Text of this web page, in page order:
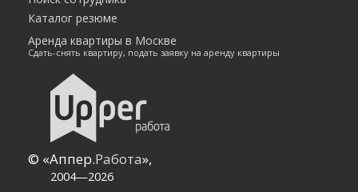
Каталог резюме
Аренда квартиры в Москве
Сдать-снять квартиру, подать заявку на аренду квартиры
© «Аппер.Работа»,
2004—2026